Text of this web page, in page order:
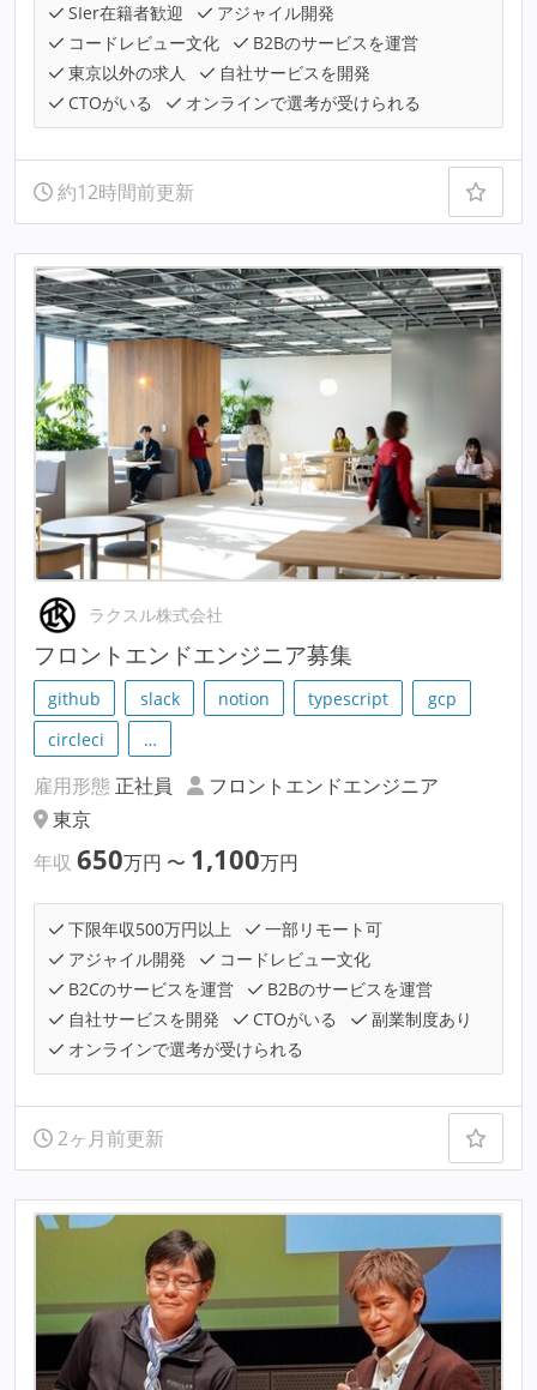
SIer在籍者歓迎
アジャイル開発
コードレビュー文化
B2Bのサービスを運営
東京以外の求人
自社サービスを開発
CTOがいる
オンラインで選考が受けられる
約12時間前更新
ラクスル株式会社
フロントエンドエンジニア募集
github slack notion typescript
gcp
circleci
…
雇用形態 正社員
フロントエンドエンジニア
東京
年収 650万円 〜 1,100万円
下限年収500万円以上
一部リモート可
アジャイル開発
コードレビュー文化
B2Cのサービスを運営
B2Bのサービスを運営
自社サービスを開発
CTOがいる
副業制度あり
オンラインで選考が受けられる
2ヶ月前更新